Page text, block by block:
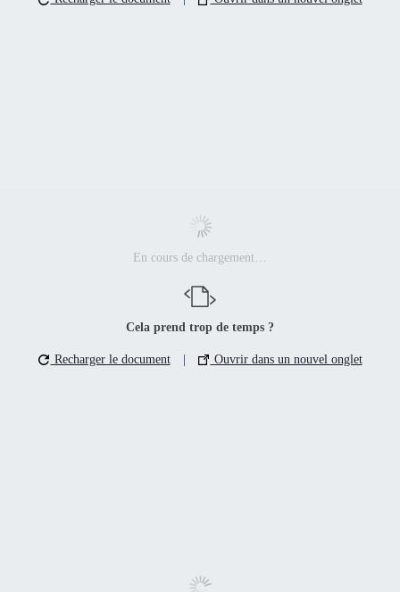
En cours de chargement…
Cela prend trop de temps ?
Recharger le document | Ouvrir dans un nouvel onglet